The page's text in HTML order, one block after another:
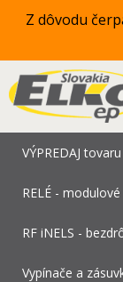
Z dôvodu
VÝPREDAJ tovaru
RELÉ -
RF iNELS -
Vypínače a